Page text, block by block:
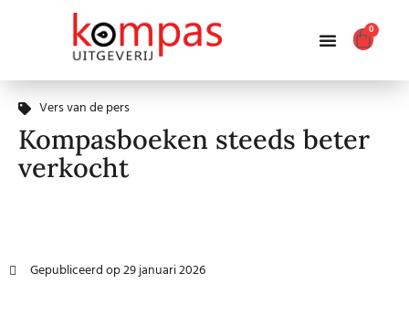
0
Vers van de pers
Kompasboeken steeds beter
verkocht
Gepubliceerd op29 januari 2026